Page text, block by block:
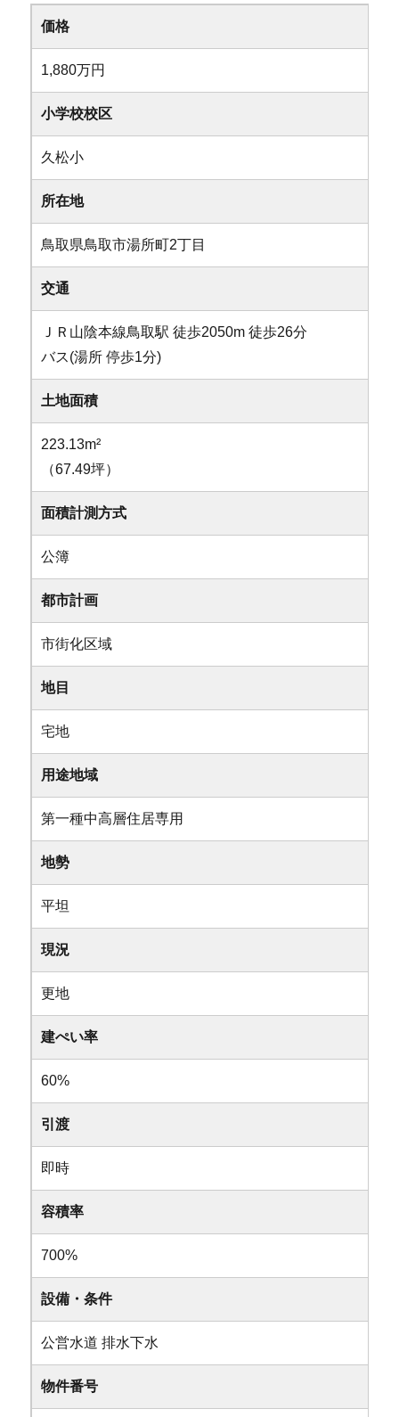
価格
1,880万円
小学校校区
久松小
所在地
鳥取県鳥取市湯所町2丁目
交通
ＪＲ山陰本線鳥取駅 徒歩2050m 徒歩26分
バス(湯所 停歩1分)
土地面積
223.13m²
（67.49坪）
面積計測方式
公簿
都市計画
市街化区域
地目
宅地
用途地域
第一種中高層住居専用
地勢
平坦
現況
更地
建ぺい率
60%
引渡
即時
容積率
700%
設備・条件
公営水道 排水下水
物件番号